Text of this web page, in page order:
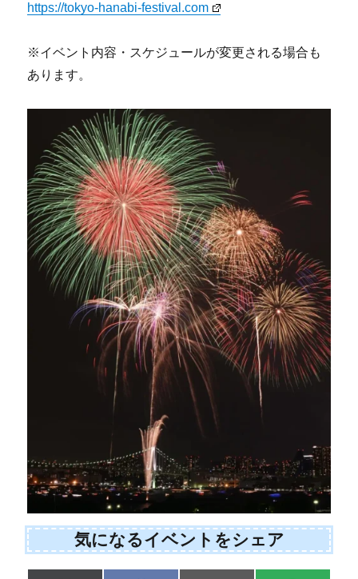
https://tokyo-hanabi-festival.com
※イベント内容・スケジュールが変更される場合も
あります。
気になるイベントをシェア